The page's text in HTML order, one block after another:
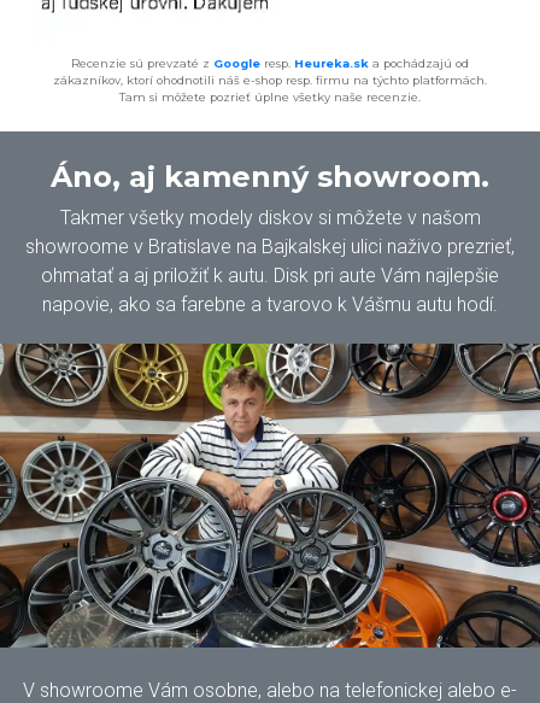
Recenzie sú prevzaté z Google resp. Heureka.sk a pochádzajú od
zákazníkov, ktorí ohodnotili náš e-shop resp. firmu na týchto platformách.
Tam si môžete pozrieť úplne všetky naše recenzie.
Áno, aj kamenný showroom.
Takmer všetky modely diskov si môžete v našom
showroome v Bratislave na Bajkalskej ulici naživo prezrieť,
ohmatať a aj priložiť k autu. Disk pri aute Vám najlepšie
napovie, ako sa farebne a tvarovo k Vášmu autu hodí.
V showroome Vám osobne, alebo na telefonickej alebo e-